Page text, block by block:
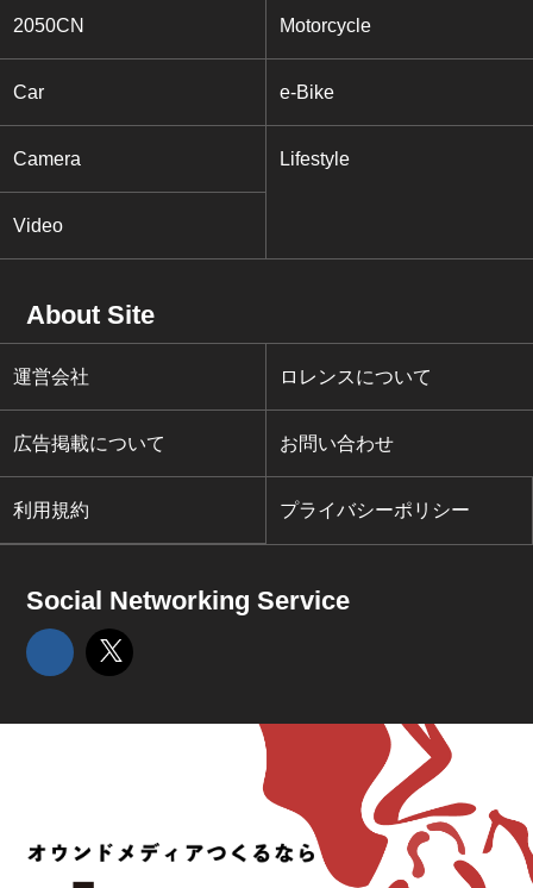
2050CN Motorcycle
Car e-Bike
Camera Lifestyle
Video
About Site
運営会社 ロレンスについて
広告掲載について お問い合わせ
利用規約 プライバシーポリシー
Social Networking Service